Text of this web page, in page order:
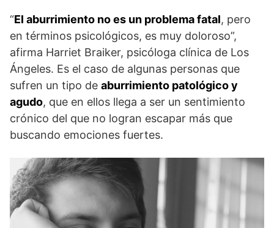
“El aburrimiento no es un problema fatal, pero
en términos psicológicos, es muy doloroso”,
afirma Harriet Braiker, psicóloga clínica de Los
Ángeles. Es el caso de algunas personas que
sufren un tipo de aburrimiento patológico y
agudo, que en ellos llega a ser un sentimiento
crónico del que no logran escapar más que
buscando emociones fuertes.